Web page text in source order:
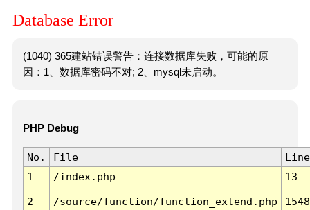
Database Error
(1040) 365建站错误警告：连接数据库失败，可能的原
因：1、数据库密码不对; 2、mysql未启动。
PHP Debug
No. File
Line
1
/index.php 13
2 /source/function/function_extend.php 1548